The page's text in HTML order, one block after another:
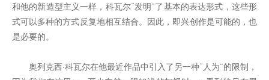
和他的新造型主义一样，科瓦尔“发明”了基本的表达形式，这些形
式可以多种的方式反复地相互结合。因此，即兴创作是可能的，也
是必要的。
奥列克西·科瓦尔在他最近作品中引入了另一种“人为”的限制，